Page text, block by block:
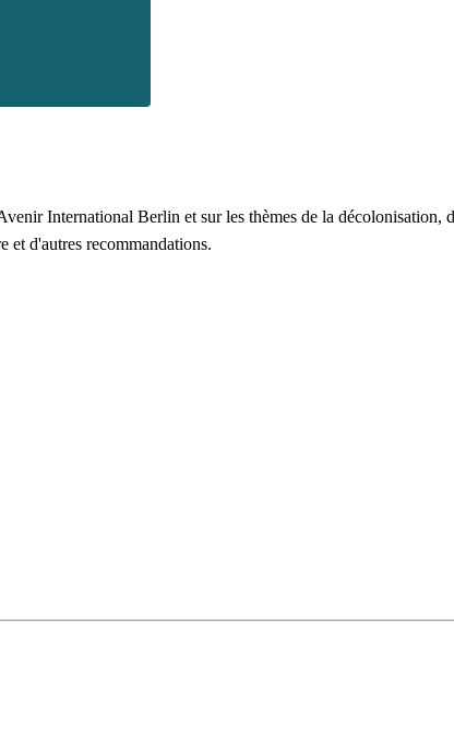
International Berlin et sur les thèmes de la décolonisation,
et d'autres recommandations.